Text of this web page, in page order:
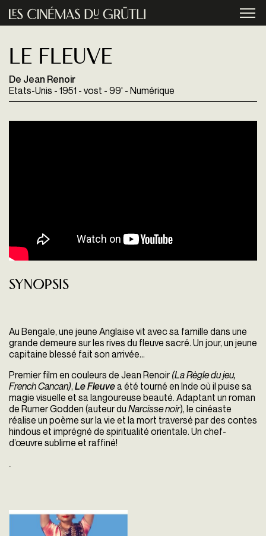
Aller au contenu principal
Le Fleuve
De Jean Renoir
Etats-Unis - 1951 - vost - 99' - Numérique
Synopsis
Au Bengale, une jeune Anglaise vit avec sa famille dans une
grande demeure sur les rives du fleuve sacré. Un jour, un jeune
capitaine blessé fait son arrivée...
Premier film en couleurs de Jean Renoir (La Règle du jeu,
French Cancan), Le Fleuvea été tourné en Inde où il puise sa
magie visuelle et sa langoureuse beauté. Adaptant un roman
de Rumer Godden (auteur du Narcisse noir), le cinéaste
réalise un poème sur la vie et la mort traversé par des contes
hindous et imprégné de spiritualité orientale. Un chef-
d’œuvre sublime et raffiné!